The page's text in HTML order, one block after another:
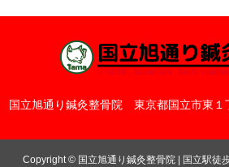
国立旭通り鍼灸整骨院 東京都国立市東１
Copyright© 国立旭通り鍼灸整骨院 | 国立駅徒